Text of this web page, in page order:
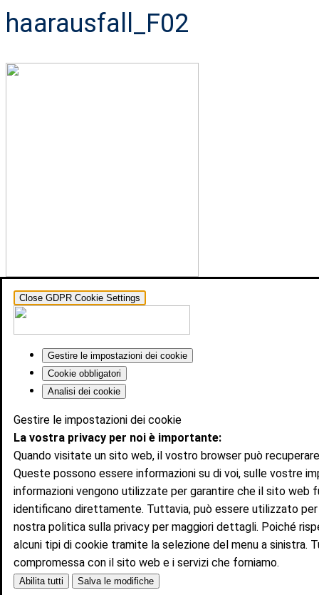
haarausfall_F02
Close GDPR Cookie Settings
Gestire le impostazioni dei cookie
Cookie obbligatori
Analisi dei cookie
Gestire le impostazioni dei cookie
La vostra privacy per noi è importante:
Quando visitate un sito web, il vostro browser può
Queste possono essere informazioni su di voi, sulle vostre
informazioni vengono utilizzate per garantire che il sito web
identificano direttamente. Tuttavia, può essere utilizzato
nostra politica sulla privacy per maggiori dettagli. Poiché
alcuni tipi di cookie tramite la selezione del menu a sinistra.
compromessa con il sito web e i servizi che forniamo.
Abilita tutti Salva le modifiche